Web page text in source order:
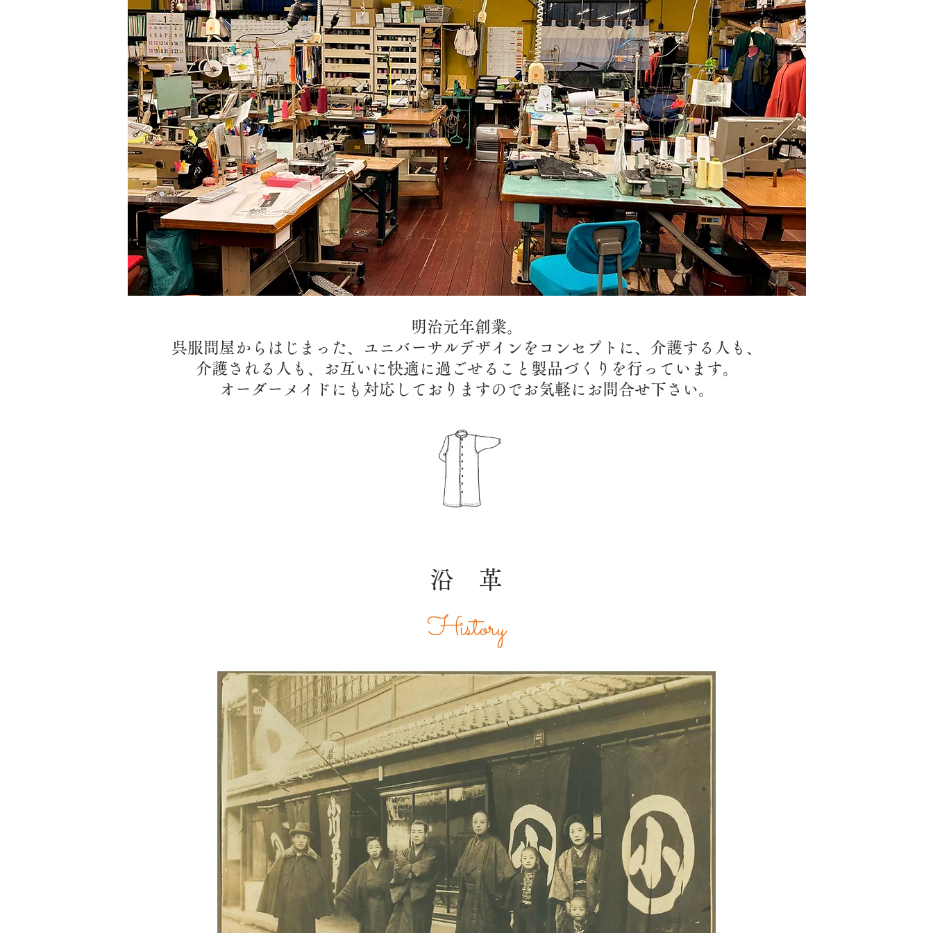
明治元年創業。
呉服問屋からはじまった、ユニバーサルデザインをコンセプトに、 介護する人も、
介護される人も、お互いに快適に過ごせること製品づくりを行っています。
​オーダーメイドにも対応しておりますのでお気軽にお問合せ下さい。
沿 革
History